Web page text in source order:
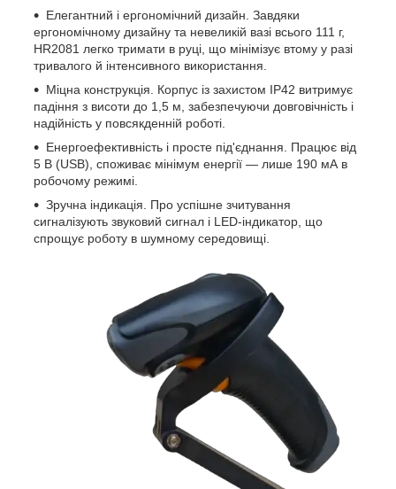
Елегантний і ергономічний дизайн. Завдяки
ергономічному дизайну та невеликій вазі всього 111 г,
HR2081 легко тримати в руці, що мінімізує втому у разі
тривалого й інтенсивного використання.
Міцна конструкція. Корпус із захистом IP42 витримує
падіння з висоти до 1,5 м, забезпечуючи довговічність і
надійність у повсякденній роботі.
Енергоефективність і просте під'єднання. Працює від
5 В (USB), споживає мінімум енергії — лише 190 мА в
робочому режимі.
Зручна індикація. Про успішне зчитування
сигналізують звуковий сигнал і LED-індикатор, що
спрощує роботу в шумному середовищі.